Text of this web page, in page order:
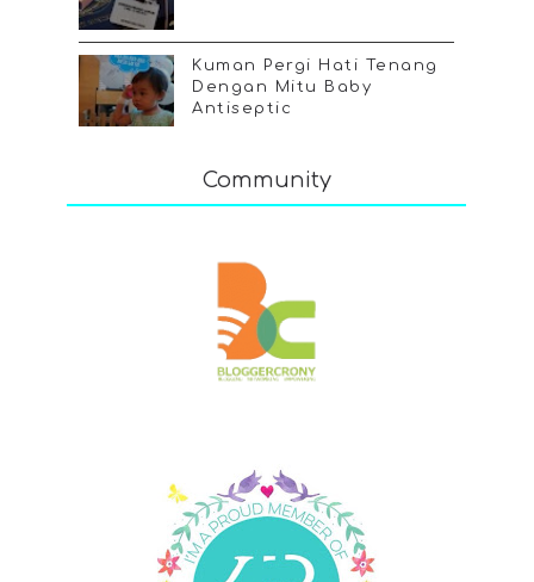
Kuman Pergi Hati Tenang
Dengan Mitu Baby
Antiseptic
Community